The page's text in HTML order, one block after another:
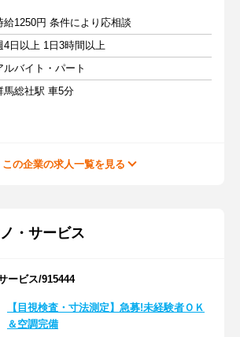
給1250円 条件により応相談
4日以上 1日3時間以上
ルバイト・パート
馬総社駅 車5分
この企業の求人一覧を見る
・サービス
ービス/915444
【目視検査・寸法測定】急募!未経験者ＯＫ
＆空調完備